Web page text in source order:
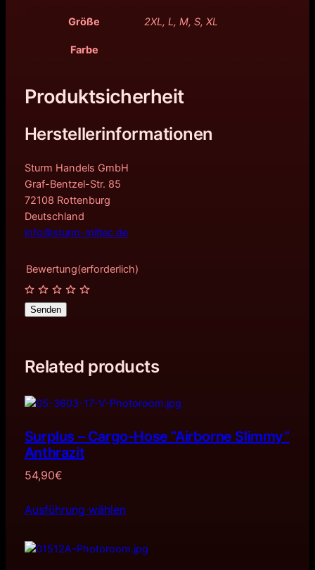
Größe 2XL, L, M, S, XL
Farbe
Produktsicherheit
Herstellerinformationen
Sturm Handels GmbH
Graf-Bentzel-Str. 85
72108 Rottenburg
Deutschland
info@sturm-miltec.de
Bewertung(erforderlich)
Senden
Related products
Surplus – Cargo-Hose “Airborne Slimmy”
Anthrazit
54,90€
Ausführung wählen